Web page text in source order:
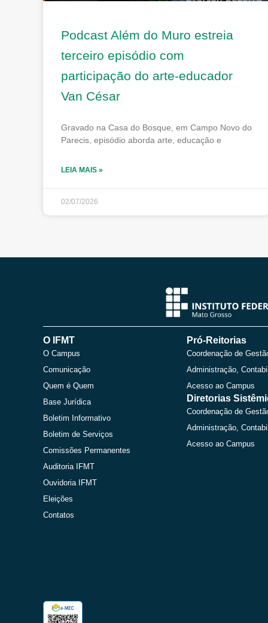
Podcast Além do Muro estreia
terceiro episódio com
participação do arte-educador
Van César
Gravado na Casa do Bosque, em Campo Novo do
Parecis, episódio aborda arte, educação e
LEIA MAIS »
02/07/2026
O IFMT
O Campus
Comunicação
Quem é Quem
Base Jurídica
Boletim Informativo
Boletim de Serviços
Comissões Permanentes
Auditoria IFMT
Ouvidoria IFMT
Eleições
Contatos
Pró-Reitorias
Coordenação de
Administração,
Acesso ao Campus
Diretorias
Coordenação de
Administração,
Acesso ao Campus